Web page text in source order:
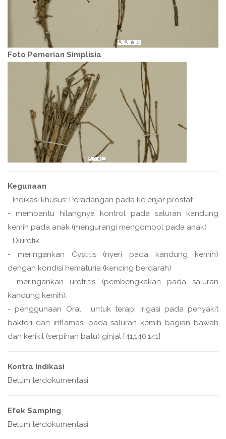
Foto Pemerian Simplisia
Kegunaan
- Indikasi khusus: Peradangan pada kelenjar prostat
- membantu hilangnya kontrol pada saluran kandung
kemih pada anak (mengurangi mengompol pada anak)
- Diuretik
- meringankan Cystitis (nyeri pada kandung kemih)
dengan kondisi hematuria (kencing berdarah)
- meringankan uretritis (pembengkakan pada saluran
kandung kemih).
- penggunaan Oral : untuk terapi irigasi pada penyakit
bakteri dan inflamasi pada saluran kemih bagian bawah
dan kerikil (serpihan batu) ginjal [41;140;141]
Kontra Indikasi
Belum terdokumentasi
Efek Samping
Belum terdokumentasi